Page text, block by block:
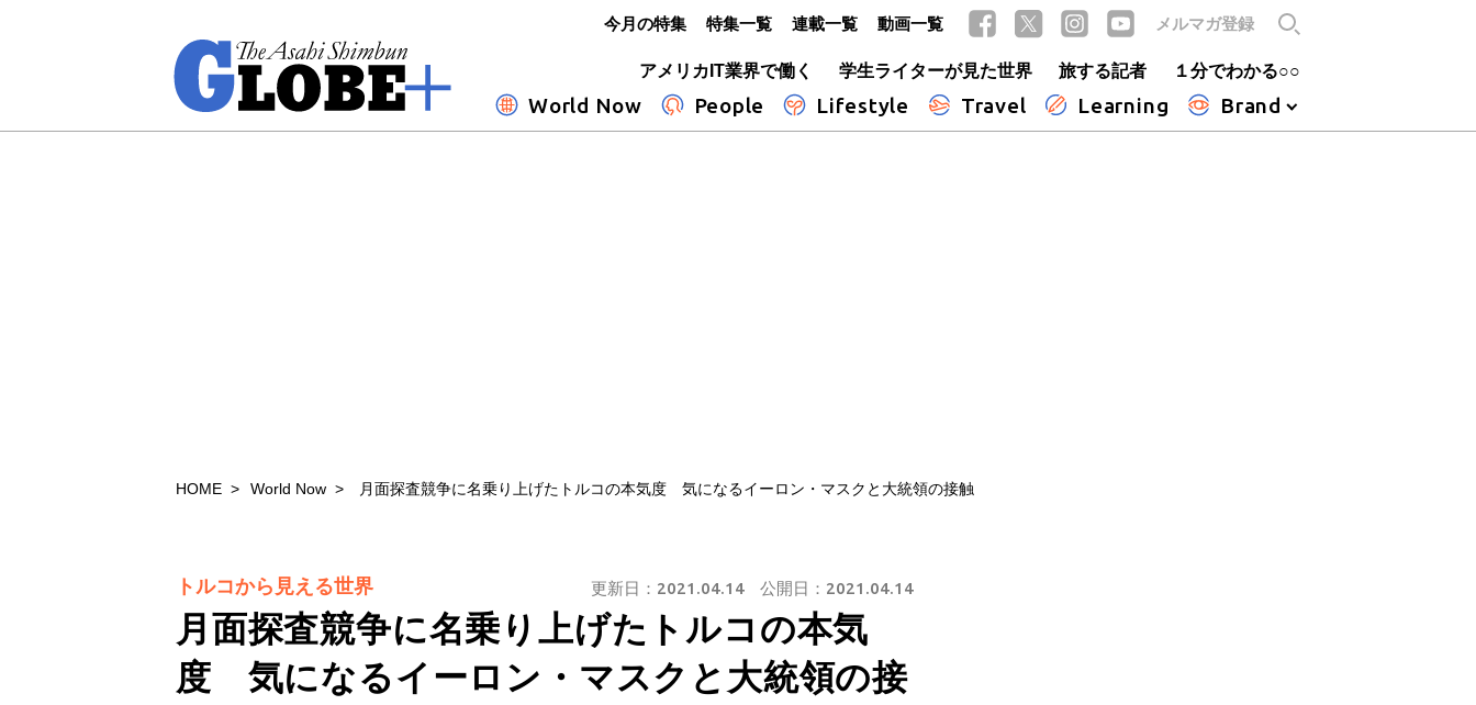
アメリカIT業界で働く
学生ライターが見た世界 旅する記者 １分でわかる○○
World Now People Lifestyle Travel Learning Brand
今月の特集 特集一覧 連載一覧 動画一覧 メルマガ登録
HOME World Now 月面探査競争に名乗り上げたトルコの本気度 気になるイーロン・マスクと大統領の接触
月面探査競争に名乗り上げたトルコの本気
度 気になるイーロン・マスクと大統領の接
トルコから見える世界 更新日： 2021.04.14 公開日： 2021.04.14